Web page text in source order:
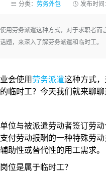
分类： 劳务外包 发布时
用劳务派遣这种方式，对于求职者
题，来深入了解劳务派遣和临时工。
会使用 劳务派遣这种方式
临时工？今天我们就来聊
与被派遣劳动者签订劳动
付劳动报酬的一种特殊劳
助性或替代性的用工需求。
是属于临时工？